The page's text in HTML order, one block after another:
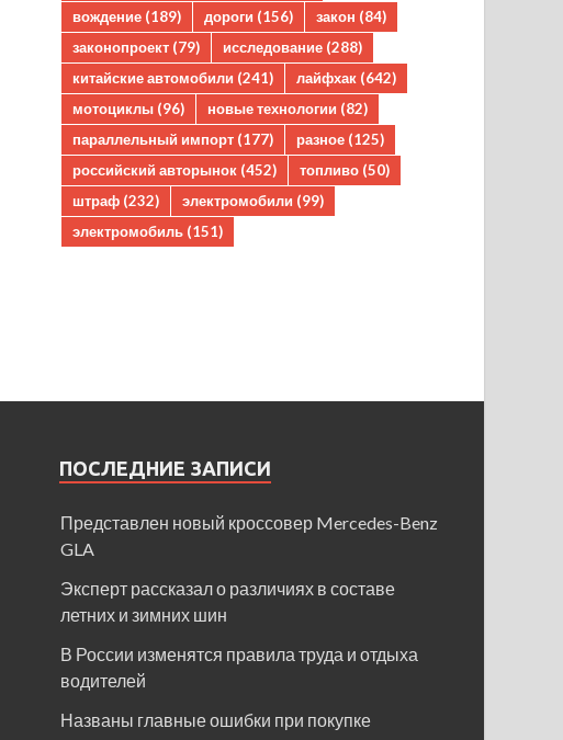
вождение (189) дороги (156) закон (84)
законопроект (79) исследование (288)
китайские автомобили (241) лайфхак (642)
мотоциклы (96) новые технологии (82)
параллельный импорт (177) разное (125)
российский авторынок (452) топливо (50)
штраф (232) электромобили (99)
электромобиль (151)
ПОСЛЕДНИЕ ЗАПИСИ
Представлен новый кроссовер Mercedes-Benz
GLA
Эксперт рассказал о различиях в составе
летних и зимних шин
В России изменятся правила труда и отдыха
водителей
Названы главные ошибки при покупке